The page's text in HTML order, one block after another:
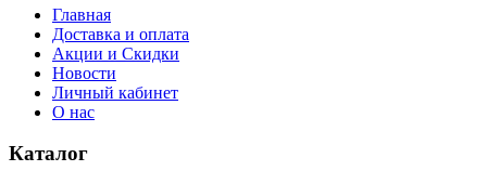
Главная
Доставка и оплата
Акции и Скидки
Новости
Личный кабинет
О нас
Каталог